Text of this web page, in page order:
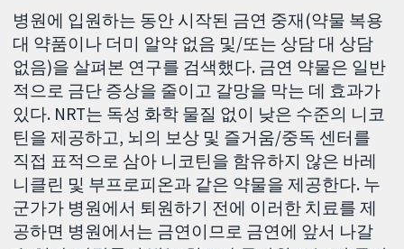
병원에 입원하는 동안 시작된 금연 중재(약물 복용
대 약품이나 더미 알약 없음 및/또는 상담 대 상담
없음)을 살펴본 연구를 검색했다. 금연 약물은 일반
적으로 금단 증상을 줄이고 갈망을 막는 데 효과가
있다. NRT는 독성 화학 물질 없이 낮은 수준의 니코
틴을 제공하고, 뇌의 보상 및 즐거움/중독 센터를
직접 표적으로 삼아 니코틴을 함유하지 않은 바레
니클린 및 부프로피온과 같은 약물을 제공한다. 누
군가가 병원에서 퇴원하기 전에 이러한 치료를 제
공하면 병원에서는 금연이므로 금연에 앞서 나갈